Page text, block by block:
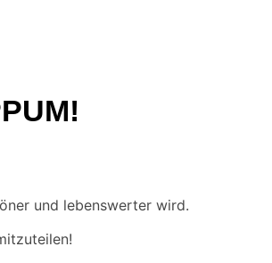
und lebenswerter wird.